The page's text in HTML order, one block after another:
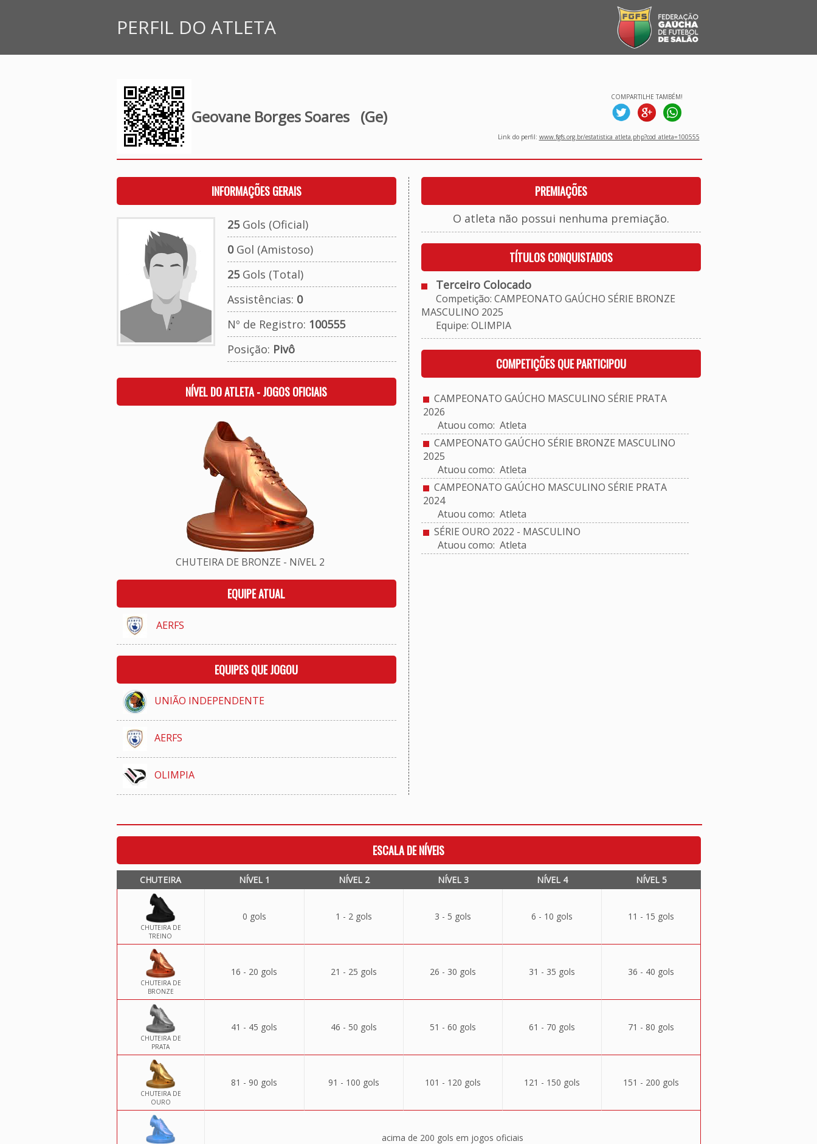
PERFIL DO ATLETA
Geovane Borges Soares (Ge)
COMPARTILHE TAMBÉM!
Link do perfil: www.fgfs.org.br/estatistica_atleta.php?cod_atleta=100555
INFORMAÇÕES GERAIS
25Gols (Oficial)
0Gol (Amistoso)
25Gols (Total)
Assistências: 0
Nº de Registro: 100555
Posição: Pivô
NÍVEL DO ATLETA - JOGOS OFICIAIS
CHUTEIRA DE BRONZE - NíVEL 2
EQUIPE ATUAL
AERFS
EQUIPES QUE JOGOU
UNIÃO INDEPENDENTE
AERFS
OLIMPIA
PREMIAÇÕES
O atleta não possui nenhuma premiação.
TÍTULOS CONQUISTADOS
Terceiro Colocado
Competição: CAMPEONATO GAÚCHO SÉRIE BRONZE
MASCULINO 2025
Equipe: OLIMPIA
COMPETIÇÕES QUE PARTICIPOU
CAMPEONATO GAÚCHO MASCULINO SÉRIE PRATA
2026
Atuou como: Atleta
CAMPEONATO GAÚCHO SÉRIE BRONZE MASCULINO
2025
Atuou como: Atleta
CAMPEONATO GAÚCHO MASCULINO SÉRIE PRATA
2024
Atuou como: Atleta
SÉRIE OURO 2022 - MASCULINO
Atuou como: Atleta
ESCALA DE NÍVEIS
CHUTEIRA NÍVEL 1 NÍVEL 2 NÍVEL 3 NÍVEL 4 NÍVEL 5
CHUTEIRA DE
TREINO
0 gols 1 - 2 gols 3 - 5 gols 6 - 10 gols 11 - 15 gols
CHUTEIRA DE
BRONZE
16 - 20 gols 21 - 25 gols 26 - 30 gols 31 - 35 gols 36 - 40 gols
CHUTEIRA DE
PRATA
41 - 45 gols 46 - 50 gols 51 - 60 gols 61 - 70 gols 71 - 80 gols
CHUTEIRA DE
OURO
81 - 90 gols 91 - 100 gols 101 - 120 gols 121 - 150 gols 151 - 200 gols
acima de 200 gols em jogos oficiais